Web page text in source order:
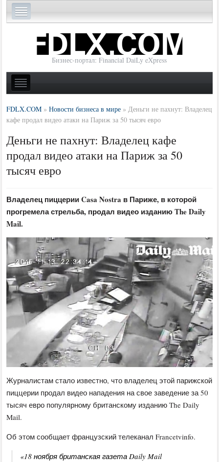
Бизнес-портал: Financial DaiLy eXpress
FDLX.COM »Новости бизнеса в мире » Деньги не пахнут: Владелец
кафе продал видео атаки на Париж за 50 тысяч евро
Деньги не пахнут: Владелец кафе
продал видео атаки на Париж за 50
тысяч евро
Владелец пиццерии Casa Nostra в Париже, в которой
прогремела стрельба, продал видео изданию The Daily
Mail.
Журналистам стало известно, что владелец этой парижской
пиццерии продал видео нападения на свое заведение за 50
тысяч евро популярному британскому изданию The Daily
Mail.
Об этом сообщает французский телеканал Francetvinfo.
«18 ноября британская газета Daily Mail